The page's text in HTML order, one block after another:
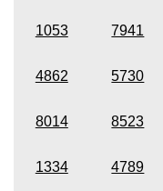
1053 7941
4862 5730
8014 8523
1334 4789